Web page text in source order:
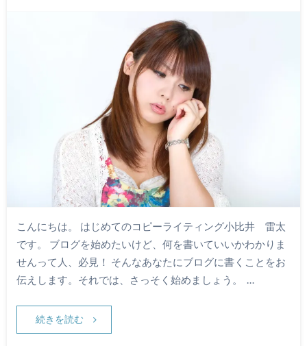
こんにちは。 はじめてのコピーライティング小比井 雷太
です。 ブログを始めたいけど、何を書いていいかわかりま
せんって人、必見！ そんなあなたにブログに書くことをお
伝えします。それでは、さっそく始めましょう。 …
続きを読む